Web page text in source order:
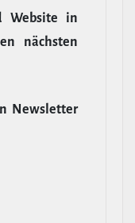
Website in
nächsten
News­letter